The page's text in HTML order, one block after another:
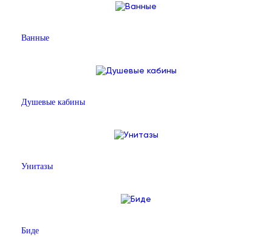
Ванные
Душевые кабины
Унитазы
Биде